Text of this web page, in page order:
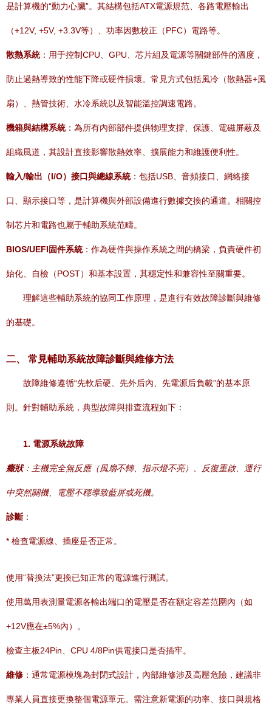
是計算機的“動力心臟”。其結構包括ATX電源規范、各路電壓輸出
（+12V, +5V, +3.3V等）、功率因數校正（PFC）電路等。
散熱系統：用于控制CPU、GPU、芯片組及電源等關鍵部件的溫度，
防止過熱導致的性能下降或硬件損壞。常見方式包括風冷（散熱器+風
扇）、熱管技術、水冷系統以及智能溫控調速電路。
機箱與結構系統：為所有內部部件提供物理支撐、保護、電磁屏蔽及
組織風道，其設計直接影響散熱效率、擴展能力和維護便利性。
輸入/輸出（I/O）接口與總線系統：包括USB、音頻接口、網絡接
口、顯示接口等，是計算機與外部設備進行數據交換的通道。相關控
制芯片和電路也屬于輔助系統范疇。
BIOS/UEFI固件系統：作為硬件與操作系統之間的橋梁，負責硬件初
始化、自檢（POST）和基本設置，其穩定性和兼容性至關重要。
理解這些輔助系統的協同工作原理，是進行有效故障診斷與維修
的基礎。
二、 常見輔助系統故障診斷與維修方法
故障維修遵循“先軟后硬、先外后內、先電源后負載”的基本原
則。針對輔助系統，典型故障與排查流程如下：
1. 電源系統故障
癥狀：主機完全無反應（風扇不轉、指示燈不亮）、反復重啟、運行
中突然關機、電壓不穩導致藍屏或死機。
診斷：
* 檢查電源線、插座是否正常。
使用“替換法”更換已知正常的電源進行測試。
使用萬用表測量電源各輸出端口的電壓是否在額定容差范圍內（如
+12V應在±5%內）。
檢查主板24Pin、CPU 4/8Pin供電接口是否插牢。
維修 ：通常電源模塊為封閉式設計，內部維修涉及高壓危險，建議非
專業人員直接更換整個電源單元。需注意新電源的功率、接口與規格